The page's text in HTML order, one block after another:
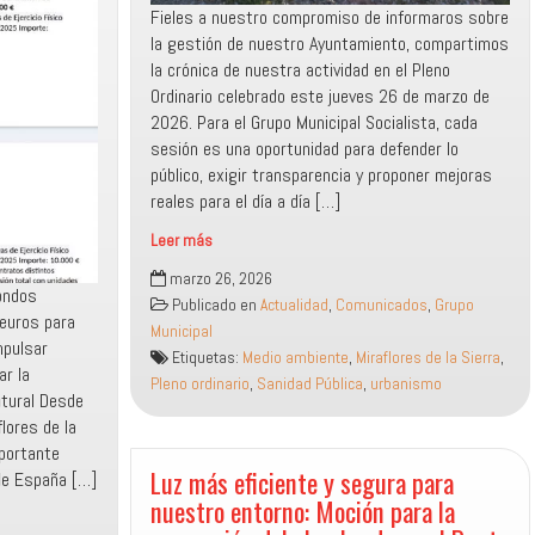
para
la
Desde
de la
España […]
Fieles a nuestro compromiso de informaros sobre
la gestión de nuestro Ayuntamiento, compartimos
la crónica de nuestra actividad en el Pleno
Ordinario celebrado este jueves 26 de marzo de
2026. Para el Grupo Municipal Socialista, cada
sesión es una oportunidad para defender lo
público, exigir transparencia y proponer mejoras
reales para el día a día […]
Leer más
El
Grupo
Municipal
Socialista
de
Miraflores
de
la
Sierra
defiende
la
marzo 26, 2026
Publicado en Actualidad, Comunicados, Grupo
Municipal
Etiquetas: Medio ambiente, Miraflores de la Sierra,
Pleno ordinario, Sanidad Pública, urbanismo
Luz más eficiente y segura para
nuestro entorno: Moción para la